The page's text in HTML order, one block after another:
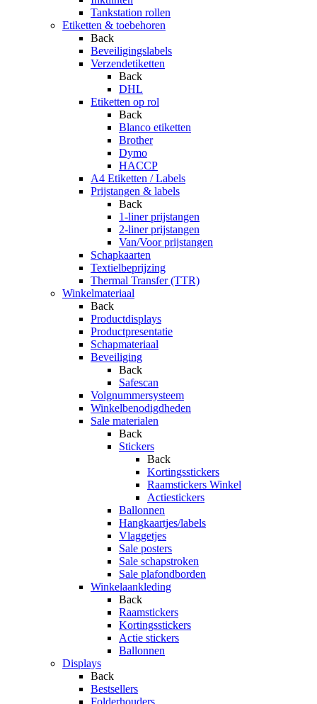
Tankstation rollen
Etiketten & toebehoren
Back
Beveiligingslabels
Verzendetiketten
Back
DHL
Etiketten op rol
Back
Blanco etiketten
Brother
Dymo
HACCP
A4 Etiketten / Labels
Prijstangen & labels
Back
1-liner prijstangen
2-liner prijstangen
Van/Voor prijstangen
Schapkaarten
Textielbeprijzing
Thermal Transfer (TTR)
Winkelmateriaal
Back
Productdisplays
Productpresentatie
Schapmateriaal
Beveiliging
Back
Safescan
Volgnummersysteem
Winkelbenodigdheden
Sale materialen
Back
Stickers
Back
Kortingsstickers
Raamstickers Winkel
Actiestickers
Ballonnen
Hangkaartjes/labels
Vlaggetjes
Sale posters
Sale schapstroken
Sale plafondborden
Winkelaankleding
Back
Raamstickers
Kortingsstickers
Actie stickers
Ballonnen
Displays
Back
Bestsellers
Folderhouders